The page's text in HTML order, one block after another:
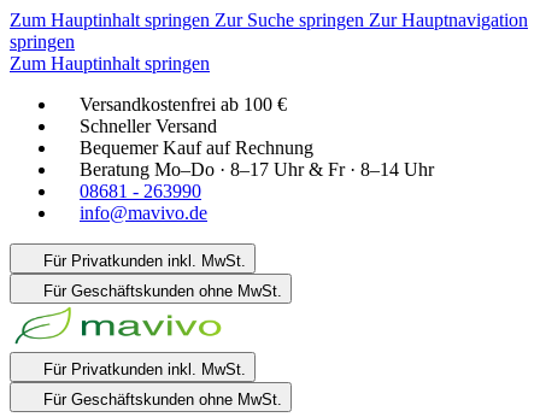
Zum Hauptinhalt springen Zur Suche springen Zur Hauptnavigation
springen
Zum Hauptinhalt springen
Versandkostenfrei ab 100 €
Schneller Versand
Bequemer Kauf auf Rechnung
Beratung Mo–Do · 8–17 Uhr & Fr · 8–14 Uhr
08681 - 263990
info@mavivo.de
Für Privatkunden inkl. MwSt.
Für Geschäftskunden ohne MwSt.
Für Privatkunden inkl. MwSt.
Für Geschäftskunden ohne MwSt.